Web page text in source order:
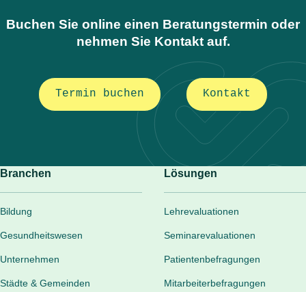
Buchen Sie online einen Beratungstermin oder
nehmen Sie Kontakt auf.
Termin buchen Kontakt
Branchen
Bildung
Gesundheitswesen
Unternehmen
Städte & Gemeinden
Lösungen
Lehrevaluationen
Seminarevaluationen
Patientenbefragungen
Mitarbeiterbefragungen